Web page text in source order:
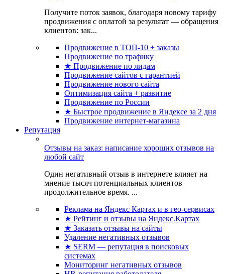
Получите поток заявок, благодаря новому тарифу
продвижения с оплатой за результат — обращения
клиентов: зак...
Продвижение в ТОП-10 + заказы
Продвижение по трафику
★ Продвижение по лидам
Продвижение сайтов с гарантией
Продвижение нового сайта
Оптимизация сайта + развитие
Продвижение по России
★ Быстрое продвижение в Яндексе за 2 дня
Продвижение интернет-магазина
Репутация
Отзывы на заказ: написание хороших отзывов на
любой сайт
Один негативный отзыв в интернете влияет на
мнение тысяч потенциальных клиентов
продолжительное время. ...
Реклама на Яндекс Картах и в гео-сервисах
★ Рейтинг и отзывы на Яндекс.Картах
★ Заказать отзывы на сайты
Удаление негативных отзывов
★ SERM — репутация в поисковых
системах
Мониторинг негативных отзывов